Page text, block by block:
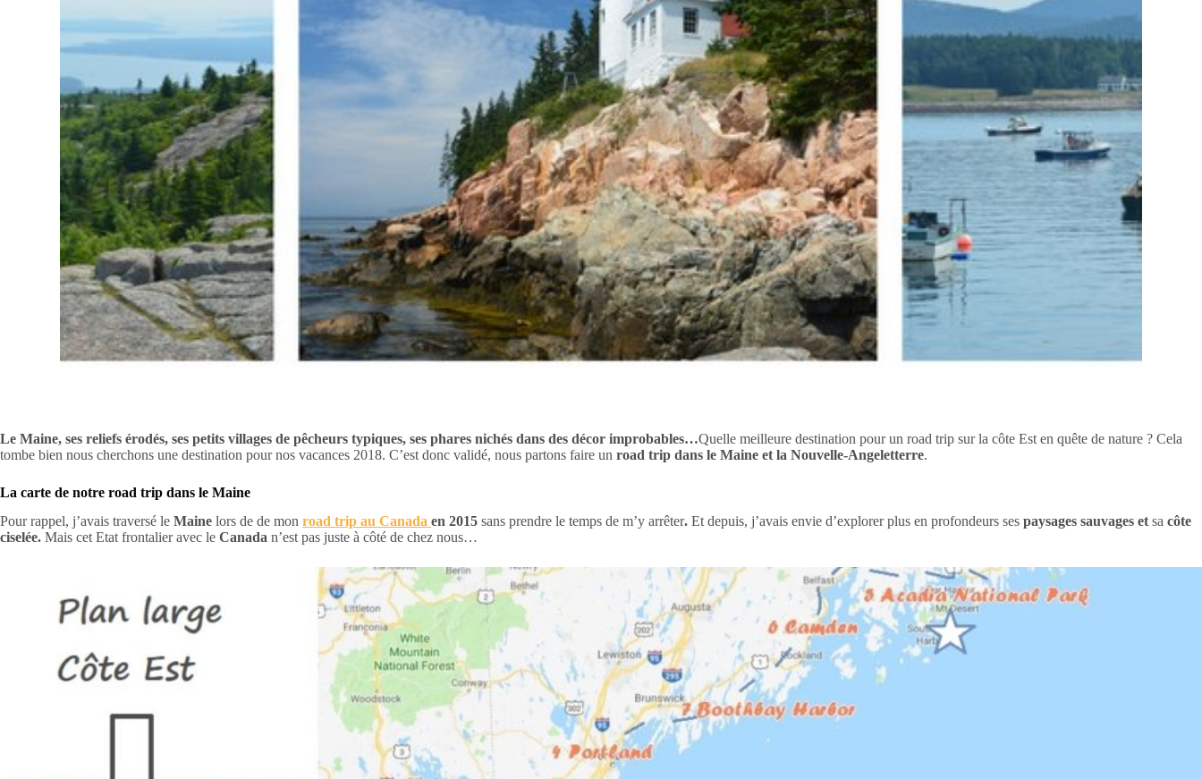
Le Maine, ses reliefs érodés, ses petits villages de pêcheurs typiques, ses phares nichés dans des décor improbables…Quelle meilleure destination pour un road trip sur la côte Est en quête de nature ? Cela
tombe bien nous cherchons une destination pour nos vacances 2018. C’est donc validé, nous partons faire un road trip dans le Maine et la Nouvelle-Angeletterre.
La carte de notre road trip dans le Maine
Pour rappel, j’avais traversé le Maine lors de de mon road trip au Canada en 2015 sans prendre le temps de m’y arrêter. Et depuis, j’avais envie d’explorer plus en profondeurs ses paysages sauvages et sa côte
ciselée. Mais cet Etat frontalier avec le Canada n’est pas juste à côté de chez nous…